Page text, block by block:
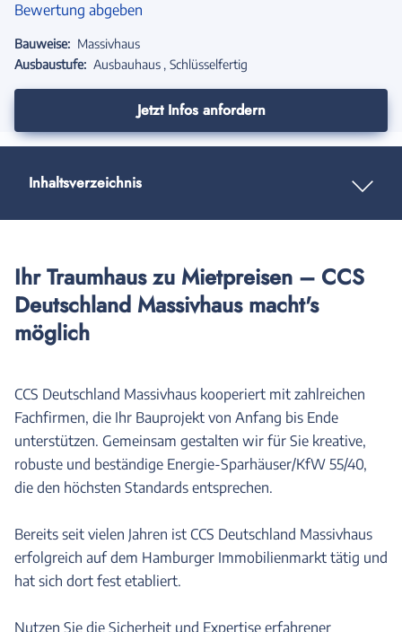
Bewertung abgeben
Bauweise: Massivhaus
Ausbaustufe: Ausbauhaus Schlüsselfertig
Jetzt Infos anfordern
Inhaltsverzeichnis
Ihr Traumhaus zu Mietpreisen – CCS
Deutschland Massivhaus macht's
möglich
CCS Deutschland Massivhaus kooperiert mit zahlreichen
Fachfirmen, die Ihr Bauprojekt von Anfang bis Ende
unterstützen. Gemeinsam gestalten wir für Sie kreative,
robuste und beständige Energie-Sparhäuser/KfW 55/40,
die den höchsten Standards entsprechen.
Bereits seit vielen Jahren ist CCS Deutschland Massivhaus
erfolgreich auf dem Hamburger Immobilienmarkt tätig und
hat sich dort fest etabliert.
Nutzen Sie die Sicherheit und Expertise erfahrener